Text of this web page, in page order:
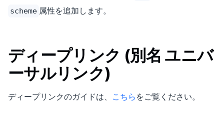
scheme 属性を追加します。
ディープリンク (別名 ユニバ
ーサルリンク)
ディープリンクのガイドは、 こちら をご覧ください。